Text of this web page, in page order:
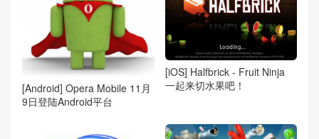
[Android] Opera Mobile 11月
9日登陆Android平台
[iOS] Halfbrick - Fruit Ninja
一起来切水果吧！